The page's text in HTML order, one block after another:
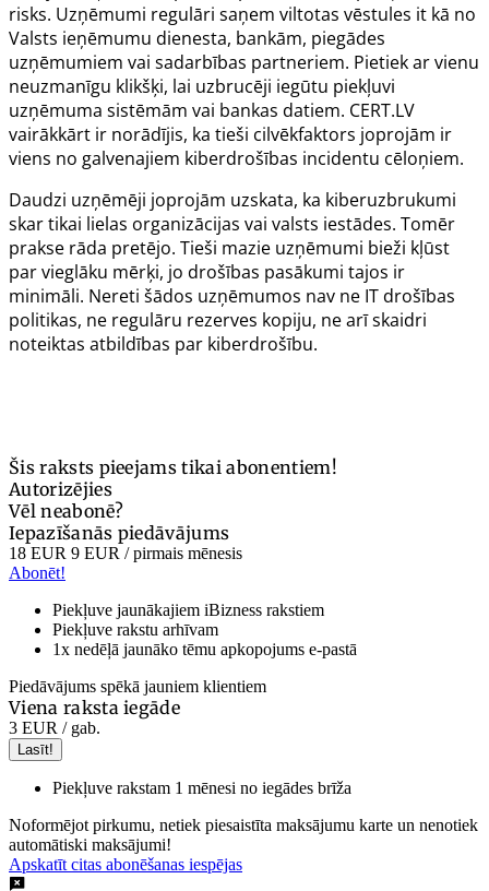
risks. Uzņēmumi regulāri saņem viltotas vēstules it kā no
Valsts ieņēmumu dienesta, bankām, piegādes
uzņēmumiem vai sadarbības partneriem. Pietiek ar vienu
neuzmanīgu klikšķi, lai uzbrucēji iegūtu piekļuvi
uzņēmuma sistēmām vai bankas datiem. CERT.LV
vairākkārt ir norādījis, ka tieši cilvēkfaktors joprojām ir
viens no galvenajiem kiberdrošības incidentu cēloņiem.
Daudzi uzņēmēji joprojām uzskata, ka kiberuzbrukumi
skar tikai lielas organizācijas vai valsts iestādes. Tomēr
prakse rāda pretējo. Tieši mazie uzņēmumi bieži kļūst
par vieglāku mērķi, jo drošības pasākumi tajos ir
minimāli. Nereti šādos uzņēmumos nav ne IT drošības
politikas, ne regulāru rezerves kopiju, ne arī skaidri
noteiktas atbildības par kiberdrošību.
Šis raksts pieejams tikai abonentiem!
Autorizējies
Vēl neabonē?
Iepazīšanās piedāvājums
18 EUR 9 EUR / pirmais mēnesis
Abonēt!
Piekļuve jaunākajiem iBizness rakstiem
Piekļuve rakstu arhīvam
1x nedēļā jaunāko tēmu apkopojums e-pastā
Piedāvājums spēkā jauniem klientiem
Viena raksta iegāde
3 EUR / gab.
Lasīt!
Piekļuve rakstam 1 mēnesi no iegādes brīža
Noformējot pirkumu, netiek piesaistīta maksājumu karte un nenotiek
automātiski maksājumi!
Apskatīt citas abonēšanas iespējas